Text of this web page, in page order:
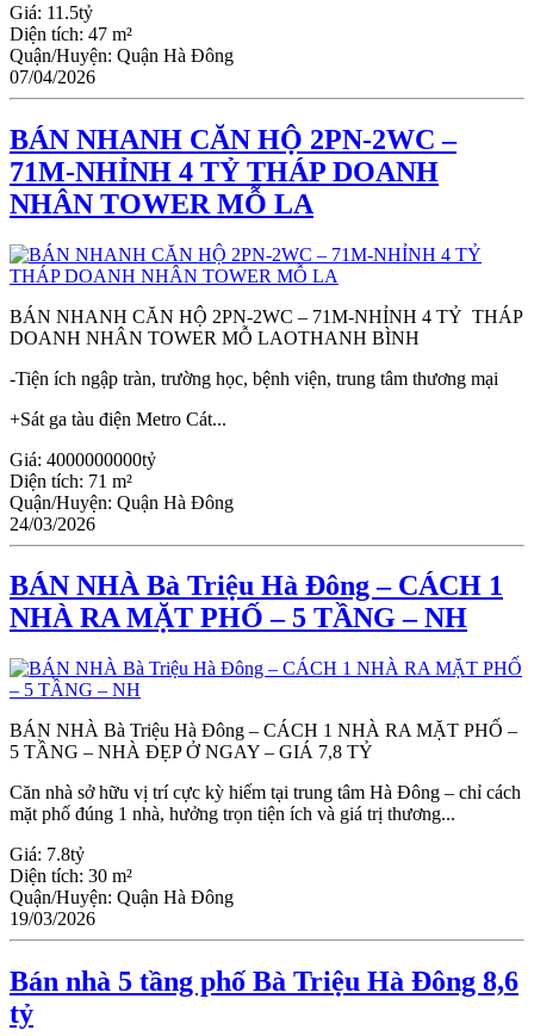
Giá: 11.5tỷ
Diện tích: 47 m²
Quận/Huyện: Quận Hà Đông
07/04/2026
BÁN NHANH CĂN HỘ 2PN-2WC –
71M-NHỈNH 4 TỶ THÁP DOANH
NHÂN TOWER MỖ LA
BÁN NHANH CĂN HỘ 2PN-2WC – 71M-NHỈNH 4 TỶ THÁP
DOANH NHÂN TOWER MỖ LAOTHANH BÌNH
-Tiện ích ngập tràn, trường học, bệnh viện, trung tâm thương mại
+Sát ga tàu điện Metro Cát...
Giá: 4000000000tỷ
Diện tích: 71 m²
Quận/Huyện: Quận Hà Đông
24/03/2026
BÁN NHÀ Bà Triệu Hà Đông – CÁCH 1
NHÀ RA MẶT PHỐ – 5 TẦNG – NH
BÁN NHÀ Bà Triệu Hà Đông – CÁCH 1 NHÀ RA MẶT PHỐ –
5 TẦNG – NHÀ ĐẸP Ở NGAY – GIÁ 7,8 TỶ
Căn nhà sở hữu vị trí cực kỳ hiếm tại trung tâm Hà Đông – chỉ cách
mặt phố đúng 1 nhà, hưởng trọn tiện ích và giá trị thương...
Giá: 7.8tỷ
Diện tích: 30 m²
Quận/Huyện: Quận Hà Đông
19/03/2026
Bán nhà 5 tầng phố Bà Triệu Hà Đông 8,6
tỷ